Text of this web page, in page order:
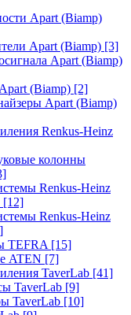
Apart (Biamp)
Apart (Biamp) [3]
Apart (Biamp)
(Biamp) [2]
Apart (Biamp)
Renkus-Heinz
колонны
Renkus-Heinz
[12]
Renkus-Heinz
TEFRA [15]
ATEN [7]
TaverLab [41]
TaverLab [9]
TaverLab [10]